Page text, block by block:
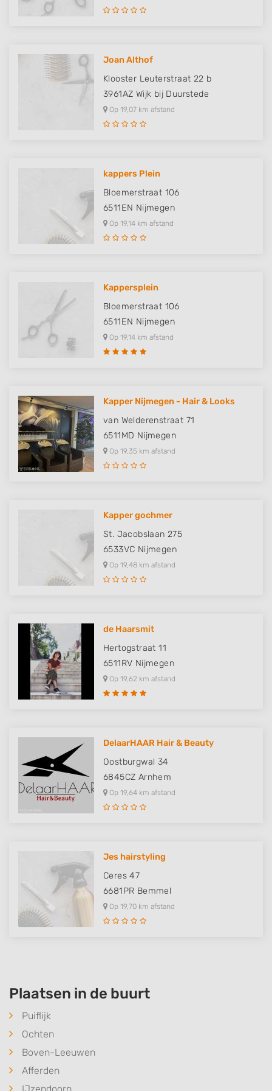
Joan Althof
Klooster Leuterstraat 22 b
3961AZ Wijk bij Duurstede
Op 19,07 km afstand
kappers Plein
Bloemerstraat 106
6511EN Nijmegen
Op 19,14 km afstand
Kappersplein
Bloemerstraat 106
6511EN Nijmegen
Op 19,14 km afstand
Kapper Nijmegen - Hair & Looks
van Welderenstraat 71
6511MD Nijmegen
Op 19,35 km afstand
Kapper gochmer
St. Jacobslaan 275
6533VC Nijmegen
Op 19,48 km afstand
de Haarsmit
Hertogstraat 11
6511RV Nijmegen
Op 19,62 km afstand
DelaarHAAR Hair & Beauty
Oostburgwal 34
6845CZ Arnhem
Op 19,64 km afstand
Jes hairstyling
Ceres 47
6681PR Bemmel
Op 19,70 km afstand
Plaatsen in de buurt
Puiflijk
Ochten
Boven-Leeuwen
Afferden
Measure content performance
sources
Develop and improve services
Non-IAB processing purposes:
Necessary
Performance
Advertising